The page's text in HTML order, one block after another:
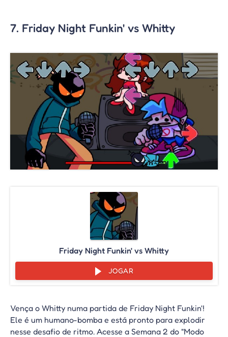
7. Friday Night Funkin' vs Whitty
Friday Night Funkin' vs Whitty
JOGAR
Vença o Whitty numa partida de Friday Night Funkin'!
Ele é um humano-bomba e está pronto para explodir
nesse desafio de ritmo. Acesse a Semana 2 do "Modo